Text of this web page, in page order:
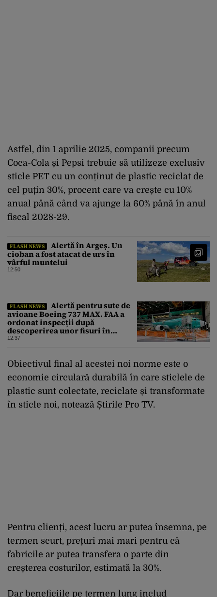
Astfel, din 1 aprilie 2025, companii precum
Coca-Cola și Pepsi trebuie să utilizeze exclusiv
sticle PET cu un conținut de plastic reciclat de
cel puțin 30%, procent care va crește cu 10%
anual până când va ajunge la 60% până în anul
fiscal 2028-29.
FLASH NEWS
Alertă în Argeș. Un
cioban a fost atacat de urs în
vârful muntelui
12:50
FLASH NEWS
Alertă pentru sute de
avioane Boeing 737 MAX. FAA a
ordonat inspecții după
descoperirea unor fisuri în
structura principală a
12:37
Obiectivul final al acestei noi norme este o
economie circulară durabilă în care sticlele de
plastic sunt colectate, reciclate și transformate
în sticle noi, notează Știrile Pro TV.
Pentru clienți, acest lucru ar putea însemna, pe
termen scurt, prețuri mai mari pentru că
fabricile ar putea transfera o parte din
creșterea costurilor, estimată la 30%.
Dar beneficiile pe termen lung includ